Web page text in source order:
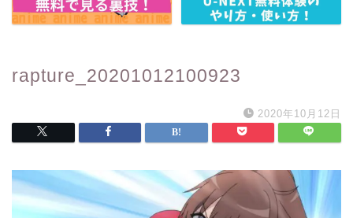
rapture_20201012100923
2020年10月12日